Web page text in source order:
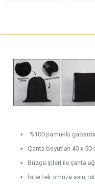
%100 pamuklu
Çanta boyutları 40 x 50
Büzgü ipleri ile çanta
İster tek omuza asın,